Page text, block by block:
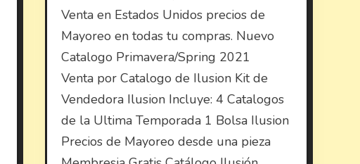
Venta en Estados Unidos precios de
Mayoreo en todas tu compras. Nuevo
Catalogo Primavera/Spring 2021
Venta por Catalogo de Ilusion Kit de
Vendedora Ilusion Incluye: 4 Catalogos
de la Ultima Temporada 1 Bolsa Ilusion
Precios de Mayoreo desde una pieza